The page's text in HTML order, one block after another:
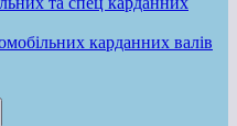
карданних валів